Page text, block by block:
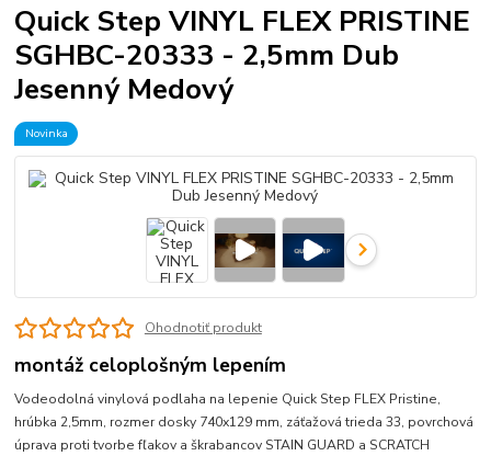
Quick Step VINYL FLEX PRISTINE
SGHBC-20333 - 2,5mm Dub
Jesenný Medový
Novinka
Ohodnotiť produkt
montáž celoplošným lepením
Vodeodolná vinylová podlaha na lepenie Quick Step FLEX Pristine,
hrúbka 2,5mm, rozmer dosky 740x129 mm, záťažová trieda 33, povrchová
úprava proti tvorbe fľakov a škrabancov STAIN GUARD a SCRATCH